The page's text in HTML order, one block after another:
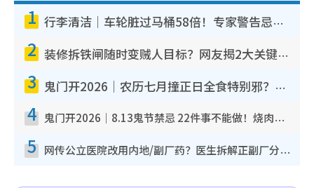
1 行李清洁｜车轮脏过马桶58倍！专家警告忌用酒精擦 教1招免脏手除菌
2 装修拆铁闸随时变贼人目标？网友揭2大关键用途：装新款等于白装？附新旧铁闸分别
3 鬼门开2026｜农历七月撞正日全食特别邪？专家警告切忌做一事！揭4大禁忌+2招保平安
4 鬼门开2026｜8.13鬼节禁忌 22件事不能做！烧肉、刺身要少食？半夜勿吹口哨/打给个电话
5 网传公立医院改用内地/副厂药？医生拆解正副厂分别，揭4类人换药随时出事